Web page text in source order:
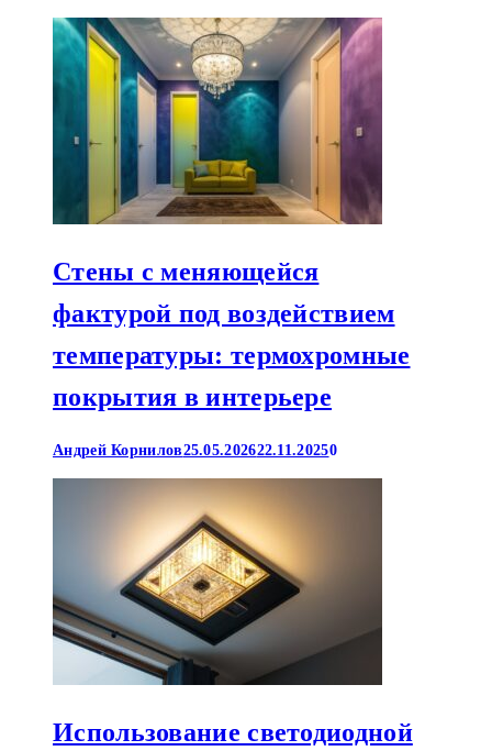
Стены с меняющейся
фактурой под воздействием
температуры: термохромные
покрытия в интерьере
Андрей Корнилов25.05.202622.11.20250
Использование светодиодной